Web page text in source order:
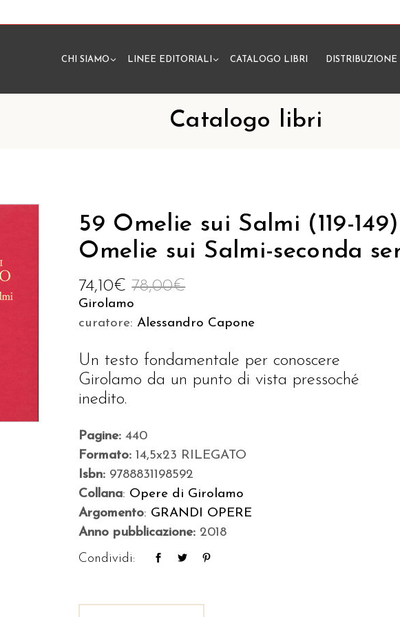
CHI SIAMO LINEE EDITORIALI CATALOGO LIBRI DISTRIBUZIONE
Catalogo libri
59 Omelie sui Salmi (119-
Omelie sui Salmi-seconda
78,00€
74,10€
Girolamo
curatore:Alessandro Capone
Un testo fondamentale per conoscere
Girolamo da un punto di vista pressoché
inedito.
Pagine:440
Formato:14,5x23 RILEGATO
Isbn: 9788831198592
Collana: Opere di Girolamo
Argomento: GRANDI OPERE
Anno pubblicazione: 2018
Condividi: